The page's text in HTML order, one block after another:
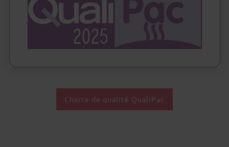
Charte de qualité QualiPac